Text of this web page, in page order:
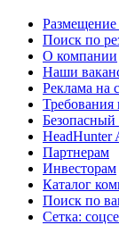
Размещение
Поиск по
О компании
Наши
Реклама на
Безопасный
HeadHunter
Партнерам
Инвесторам
Каталог
Поиск по
Сетка: